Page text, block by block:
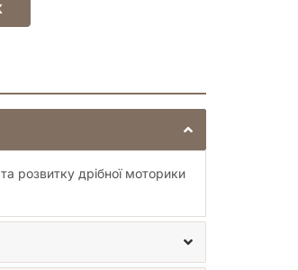
розвитку дрібної моторики